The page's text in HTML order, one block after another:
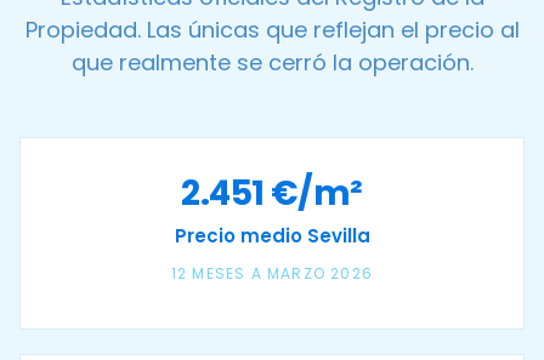
Propiedad. Las únicas que reflejan el precio al
que realmente se cerró la operación.
2.451 €/m²
Precio medio Sevilla
12 MESES A MARZO 2026